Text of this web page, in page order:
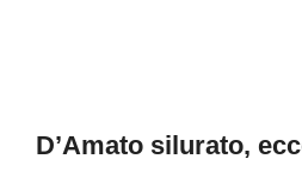
D’Amato silurato,